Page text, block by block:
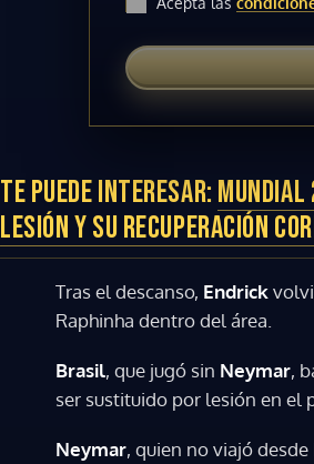
TE PUEDE INTERESAR: MUNDIAL
LESIÓN Y SU RECUPERACIÓN
Tras el descanso, Endrick
Raphinha dentro del área.
Brasil, que jugó sin Neymar,
ser sustituido por lesión en el
Neymar, quien no viajó